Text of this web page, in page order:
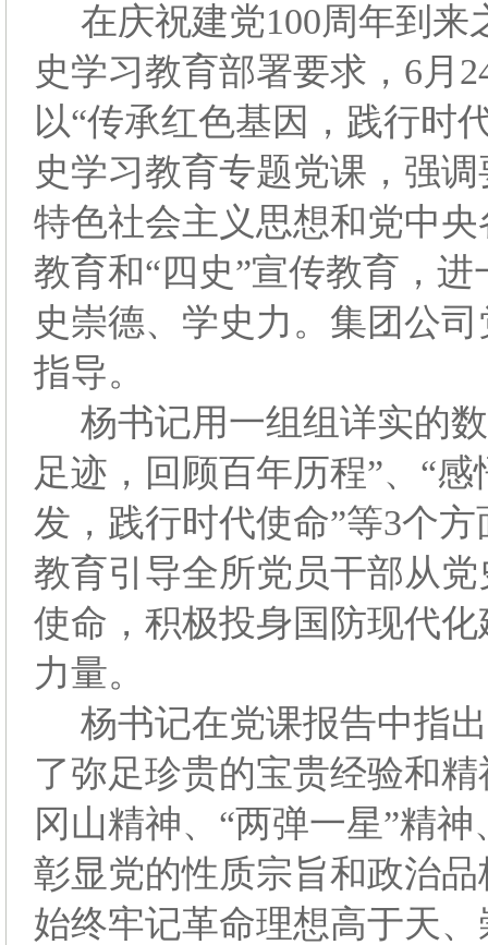
在庆祝建党100周年到
史学习教育部署要求，6月
以“传承红色基因，践行时
史学习教育专题党课，强
特色社会主义思想和党中
教育和“四史”宣传教育，
史崇德、学史力。集团公
指导。
杨书记用一组组详实的
足迹，回顾百年历程”、“
发，践行时代使命”等3个
教育引导全所党员干部从
使命，积极投身国防现代
力量。
杨书记在党课报告中指
了弥足珍贵的宝贵经验和
冈山精神、“两弹一星”精
彰显党的性质宗旨和政治
始终牢记革命理想高于天